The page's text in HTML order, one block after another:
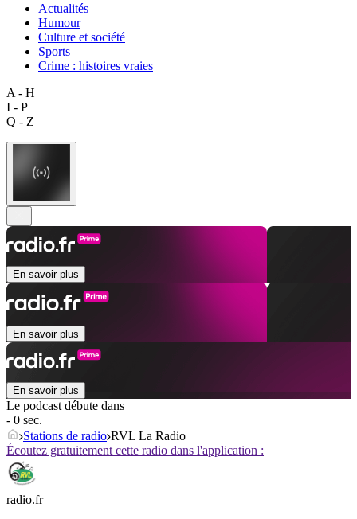
Actualités
Humour
Culture et société
Sports
Crime : histoires vraies
A - H
I - P
Q - Z
En savoir plus
En savoir plus
En savoir plus
Le podcast débute dans
- 0 sec.
Stations de radio RVL La Radio
Écoutez gratuitement cette radio dans l'application :
radio.fr